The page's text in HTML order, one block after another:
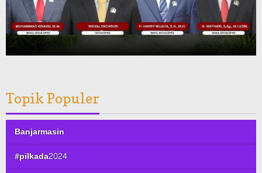
Topik Populer
Banjarmasin
#pilkada2024